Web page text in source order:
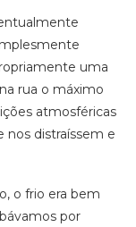
uma
rua o máximo
atmosféricas
nos distraíssem e
o frio era bem
por